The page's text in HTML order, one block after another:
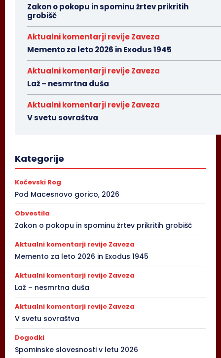
Zakon o pokopu in spominu žrtev prikritih
grobišč
Aktualni komentarji revije Zaveza
Memento za leto 2026 in Exodus 1945
Aktualni komentarji revije Zaveza
Laž – nesmrtna duša
Aktualni komentarji revije Zaveza
V svetu sovraštva
Kategorije
Kočevski Rog
Pod Macesnovo gorico, 2026
Obvestila
Zakon o pokopu in spominu žrtev prikritih grobišč
Aktualni komentarji revije Zaveza
Memento za leto 2026 in Exodus 1945
Aktualni komentarji revije Zaveza
Laž – nesmrtna duša
Aktualni komentarji revije Zaveza
V svetu sovraštva
Dogodki
Spominske slovesnosti v letu 2026